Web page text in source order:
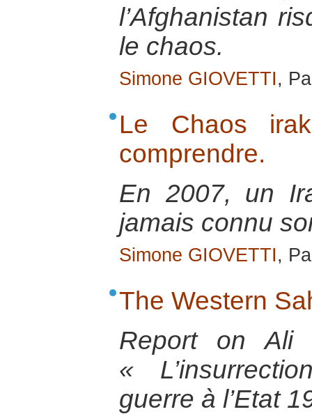
l’Afghanistan
le chaos.
Simone GIOVETTI,
Le Chaos
comprendre.
En 2007, un
jamais connu
Simone GIOVETTI,
The Western
Report on Ali
«
guerre à l’Etat